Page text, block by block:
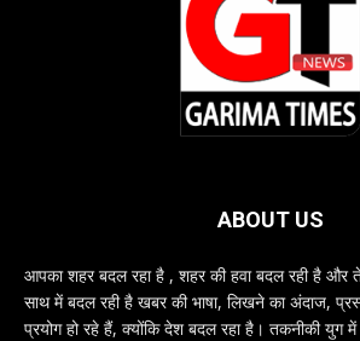
ABOUT US
आपका शहर बदल रहा है , शहर की हवा बदल रही है और
साथ में बदल रही है खबर की भाषा, लिखने का अंदाज,
प्रयोग हो रहे हैं, क्योंकि देश बदल रहा है। तकनीकी युग में